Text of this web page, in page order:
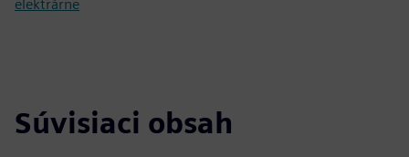
elektrárne
Súvisiaci obsah